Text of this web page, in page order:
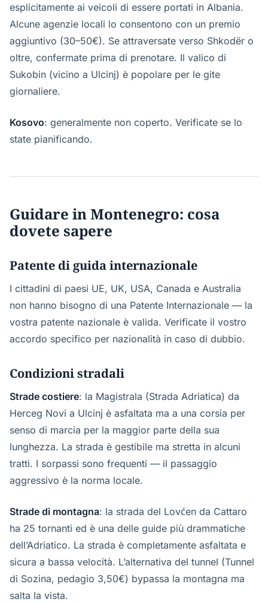
esplicitamente ai veicoli di essere portati in Albania.
Alcune agenzie locali lo consentono con un premio
aggiuntivo (30–50€). Se attraversate verso Shkodër o
oltre, confermate prima di prenotare. Il valico di
Sukobin (vicino a Ulcinj) è popolare per le gite
giornaliere.
Kosovo: generalmente non coperto. Verificate se lo
state pianificando.
Guidare in Montenegro: cosa
dovete sapere
Patente di guida internazionale
I cittadini di paesi UE, UK, USA, Canada e Australia
non hanno bisogno di una Patente Internazionale — la
vostra patente nazionale è valida. Verificate il vostro
accordo specifico per nazionalità in caso di dubbio.
Condizioni stradali
Strade costiere: la Magistrala (Strada Adriatica) da
Herceg Novi a Ulcinj è asfaltata ma a una corsia per
senso di marcia per la maggior parte della sua
lunghezza. La strada è gestibile ma stretta in alcuni
tratti. I sorpassi sono frequenti — il passaggio
aggressivo è la norma locale.
Strade di montagna: la strada del Lovćen da Cattaro
ha 25 tornanti ed è una delle guide più drammatiche
dell’Adriatico. La strada è completamente asfaltata e
sicura a bassa velocità. L’alternativa del tunnel (Tunnel
di Sozina, pedagio 3,50€) bypassa la montagna ma
salta la vista.